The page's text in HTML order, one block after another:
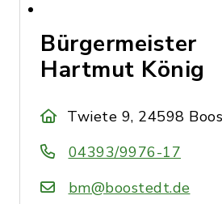
Bürgermeister
Hartmut König
Twiete 9, 24598
04393/9976-17
bm@boostedt.de